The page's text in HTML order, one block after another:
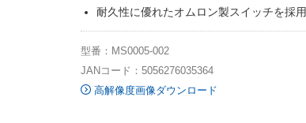
耐久性に優れたオムロン製スイッチを採用
型番：MS0005-002
JANコード：5056276035364
高解像度画像ダウンロード